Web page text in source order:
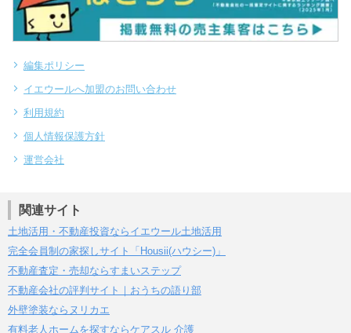
編集ポリシー
イエウールへ加盟のお問い合わせ
利用規約
個人情報保護方針
運営会社
関連サイト
土地活用・不動産投資ならイエウール土地活用
完全会員制の家探しサイト「Housii(ハウシー)」
不動産査定・売却ならすまいステップ
不動産会社の評判サイト｜おうちの語り部
外壁塗装ならヌリカエ
有料老人ホームを探すならケアスル 介護